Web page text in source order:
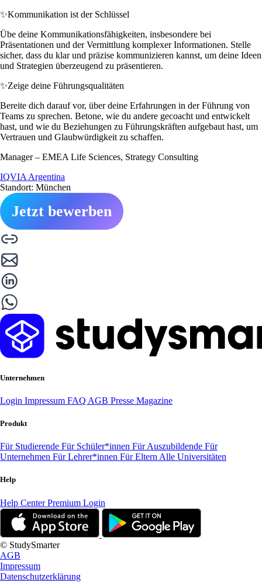
✨Kommunikation ist der Schlüssel
Übe deine Kommunikationsfähigkeiten, insbesondere bei
Präsentationen und der Vermittlung komplexer Informationen. Stelle
sicher, dass du klar und präzise kommunizieren kannst, um deine Ideen
und Strategien überzeugend zu präsentieren.
✨Zeige deine Führungsqualitäten
Bereite dich darauf vor, über deine Erfahrungen in der Führung von
Teams zu sprechen. Betone, wie du andere gecoacht und entwickelt
hast, und wie du Beziehungen zu Führungskräften aufgebaut hast, um
Vertrauen und Glaubwürdigkeit zu schaffen.
Manager – EMEA Life Sciences, Strategy Consulting
IQVIA Argentina
Standort: München
Jetzt bewerben
Unternehmen
Login Impressum FAQ AGB Presse Magazine
Produkt
Für Studierende Für Schüler*innen Für Auszubildende Für
Unternehmen Für Lehrer*innen Für Eltern Alle Universitäten
Help
Help CenterPremium Login
© StudySmarter
AGB
Impressum
Datenschutzerklärung